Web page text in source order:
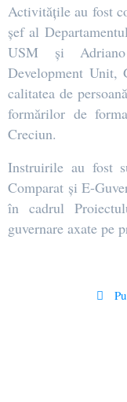
Activitățile au fost
șef al
USM și
Development Unit,
calitatea de
formărilor de
Creciun.
Instruirile au fost
Comparat și E-
în cadrul
guvernare axate pe